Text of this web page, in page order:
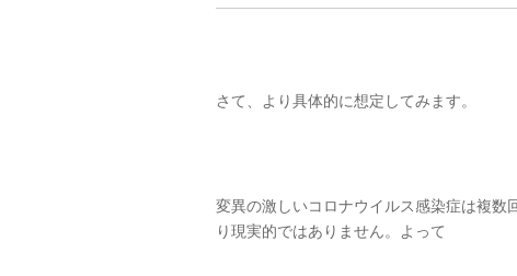
さて、より具体的に想定してみます。
変異の激しいコロナウイルス感染症は複数
り現実的ではありません。よって